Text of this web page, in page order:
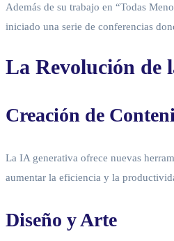
Además de su trabajo en “Todas
iniciado una serie de conferencias
La Revolución de
Creación de
La IA generativa ofrece nuevas
aumentar la eficiencia y la
Diseño y Arte